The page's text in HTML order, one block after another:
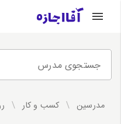
جستجوی مدرس
مدرسین / کسب و کار /